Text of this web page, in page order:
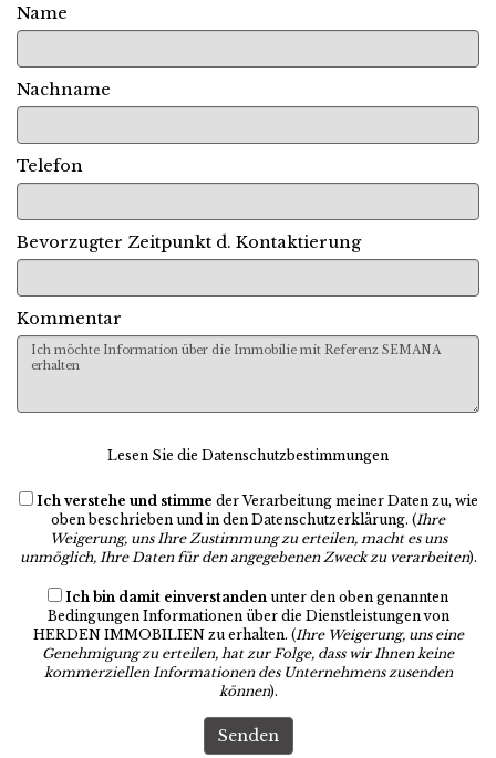
Name
Nachname
Telefon
Bevorzugter Zeitpunkt d. Kontaktierung
Kommentar
Lesen Sie die Datenschutzbestimmungen
Ich verstehe und stimme der Verarbeitung meiner Daten zu, wie
oben beschrieben und in den Datenschutzerklärung. (Ihre
Weigerung, uns Ihre Zustimmung zu erteilen, macht es uns
unmöglich, Ihre Daten für den angegebenen Zweck zu verarbeiten).
Ich bin damit einverstanden unter den oben genannten
Bedingungen Informationen über die Dienstleistungen von
HERDEN IMMOBILIEN zu erhalten. (Ihre Weigerung, uns eine
Genehmigung zu erteilen, hat zur Folge, dass wir Ihnen keine
kommerziellen Informationen des Unternehmens zusenden
können).
Senden